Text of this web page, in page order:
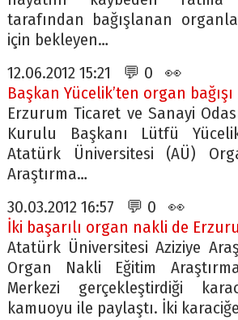
tarafından bağışlanan
için bekleyen…
12.06.2012 15:21 💬 0 👀
Başkan Yücelik’ten organ bağışı
Erzurum Ticaret ve Sanayi
Kurulu Başkanı Lütfü
Atatürk Üniversitesi (AÜ)
Araştırma…
30.03.2012 16:57 💬 0 👀
İki başarılı organ nakli de
Atatürk Üniversitesi Aziziye
Organ Nakli Eğitim
Merkezi gerçekleştirdiği
kamuoyu ile paylaştı. İki